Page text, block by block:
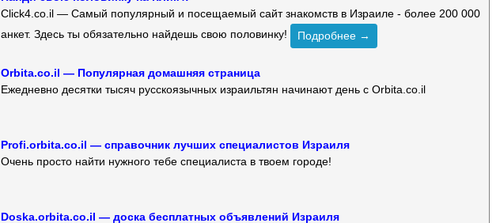
Click4.co.il — Самый популярный и посещаемый сайт знакомств в Израиле - более 200 000
анкет. Здесь ты обязательно найдешь свою половинку!
Подробнее →
Orbita.co.il — Популярная домашняя страница
Ежедневно десятки тысяч русскоязычных израильтян начинают день с Orbita.co.il
Profi.orbita.co.il — справочник лучших специалистов Израиля
Очень просто найти нужного тебе специалиста в твоем городе!
Doska.orbita.co.il — доска бесплатных объявлений Израиля